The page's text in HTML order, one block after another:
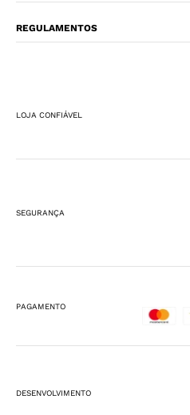
REGULAMENTOS
LOJA CONFIÁVEL
SEGURANÇA
PAGAMENTO
DESENVOLVIMENTO